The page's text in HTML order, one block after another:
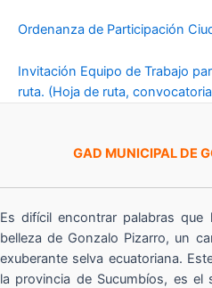
Ordenanza de Participación
Invitación Equipo de Trabajo
ruta. (Hoja de ruta,
GAD MUNICIPAL DE
Es difícil encontrar palabras que
belleza de Gonzalo Pizarro, un
exuberante selva ecuatoriana.
la provincia de Sucumbíos, es el